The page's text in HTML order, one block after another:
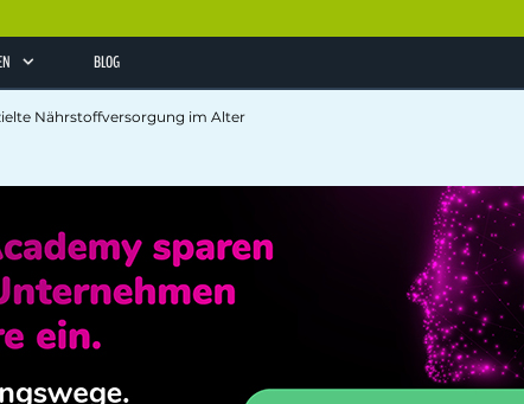
BLOG
Nährstoffversorgung im Alter